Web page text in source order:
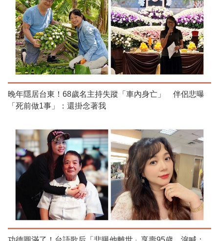
晚年隱居台東！68歲名主持失蹤「車內身亡」 伴侶悲曝
「死前做1事」：還掛念著我